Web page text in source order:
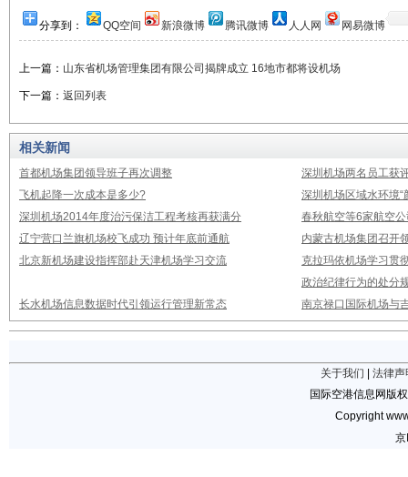
分享到： QQ空间 新浪微博 腾讯微博 人人网 网易微博
上一篇： 山东省机场管理集团有限公司揭牌成立 16地市都将设机场
下一篇： 返回列表
相关新闻
首都机场集团领导班子再次调整
深圳机场两名员工获
飞机起降一次成本是多少?
深圳机场区域水环境“
深圳机场2014年度治污保洁工程考核再获满分
春秋航空等6家航空
辽宁营口兰旗机场校飞成功 预计年底前通航
内蒙古机场集团召开
北京新机场建设指挥部赴天津机场学习交流
克拉玛依机场学习贯
政治纪律行为的处分
长水机场信息数据时代引领运行管理新常态
南京禄口国际机场与
关于我们
法律声
国际空港信息网版
Copyright